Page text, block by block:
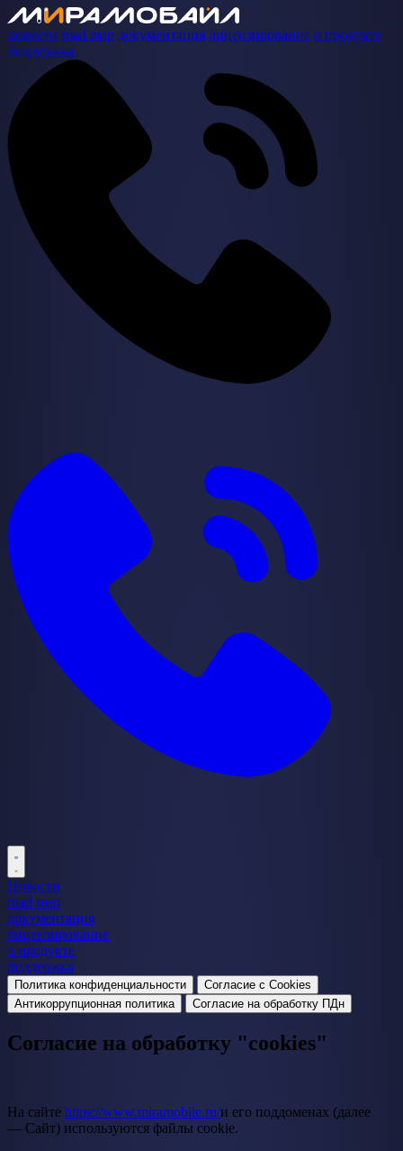
новости road map документация лицензирование о продукте
поддержка
Новости
road map
документация
лицензирование
о продукте
поддержка
Политика конфиденциальности
Согласие c Cookies
Антикоррупционная политика
Согласие на обработку ПДн
Согласие на обработку "cookies"
На сайте https://www.miramobile.ru/и его поддоменах (далее
— Сайт) используются файлы cookie.